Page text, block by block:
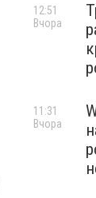
12:51
Вчора
11:31
Вчора